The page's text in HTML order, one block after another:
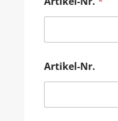
Artikel-Nr.